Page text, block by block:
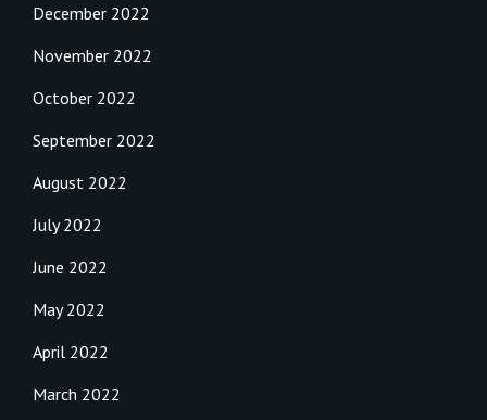
December 2022
November 2022
October 2022
September 2022
August 2022
July 2022
June 2022
May 2022
April 2022
March 2022